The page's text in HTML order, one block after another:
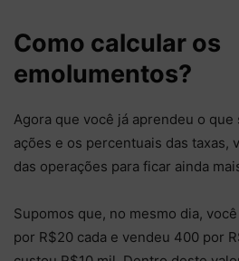
Como calcular os
emolumentos?
Agora que você já aprendeu o
ações e os percentuais das taxas,
das operações para ficar ainda
Supomos que, no mesmo dia,
por R$20 cada e vendeu 400 por